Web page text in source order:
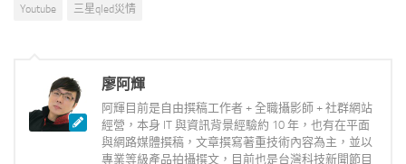
Youtube
三星qled災情
廖阿輝
阿輝目前是自由撰稿工作者 + 全職攝影師 + 社群網站
經營，本身 IT 與資訊背景經驗約 10 年，也有在平面
與網路媒體撰稿，文章撰寫著重技術內容為主，並以
專業等級產品拍攝撰文，目前也是台灣科技新聞節目